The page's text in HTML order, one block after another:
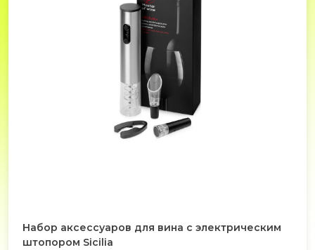
Набор аксессуаров для вина с электрическим
штопором Sicilia